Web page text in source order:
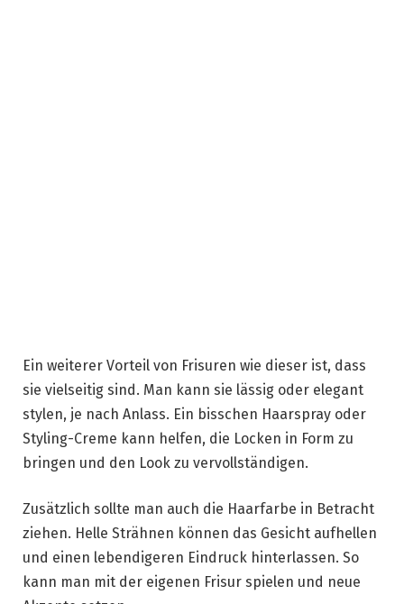
Ein weiterer Vorteil von Frisuren wie dieser ist, dass
sie vielseitig sind. Man kann sie lässig oder elegant
stylen, je nach Anlass. Ein bisschen Haarspray oder
Styling-Creme kann helfen, die Locken in Form zu
bringen und den Look zu vervollständigen.
Zusätzlich sollte man auch die Haarfarbe in Betracht
ziehen. Helle Strähnen können das Gesicht aufhellen
und einen lebendigeren Eindruck hinterlassen. So
kann man mit der eigenen Frisur spielen und neue